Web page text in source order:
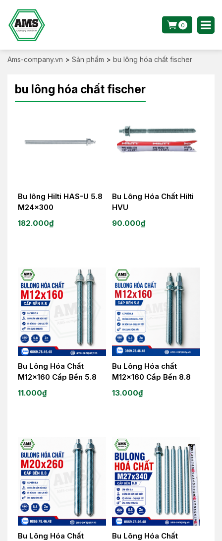
0
Ams-company.vn > Sản phẩm > bu lông hóa chất fischer
bu lông hóa chất fischer
Bu lông Hilti HAS-U 5.8
M24x300
182.000₫
Bu Lông Hóa Chất Hilti
HVU
90.000₫
Bu Lông Hóa Chất
M12x160 Cấp Bền 5.8
11.000₫
Bu Lông Hóa chất
M12x160 Cấp Bền 8.8
13.000₫
Bu Lông Hóa Chất
Bu Lông Hóa Chất